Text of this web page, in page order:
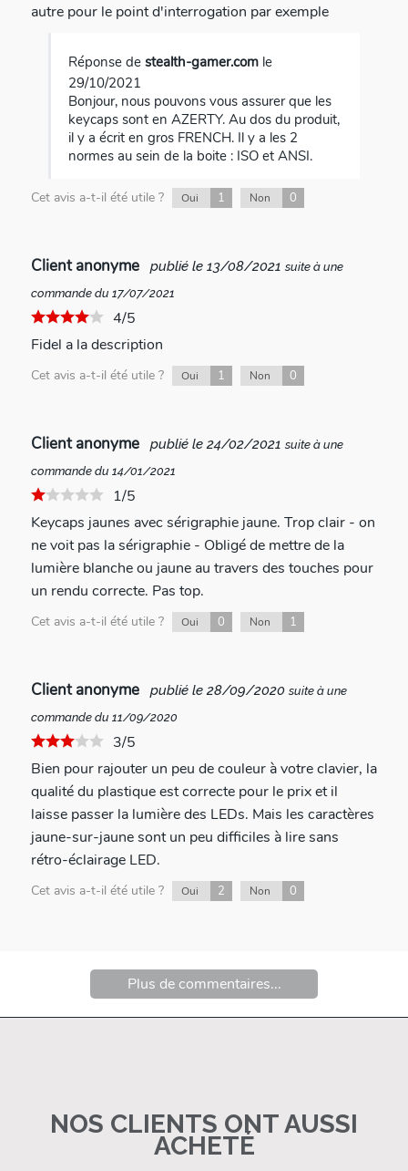
autre pour le point d'interrogation par exemple
Réponse de stealth-gamer.com le
29/10/2021
Bonjour, nous pouvons vous assurer que les
keycaps sont en AZERTY. Au dos du produit,
il y a écrit en gros FRENCH. Il y a les 2
normes au sein de la boite : ISO et ANSI.
Cet avis a-t-il été utile ? Oui 1 Non 0
Client anonyme publié le 13/08/2021 suite à une
commande du 17/07/2021
4/5
Fidel a la description
Cet avis a-t-il été utile ? Oui 1 Non 0
Client anonyme publié le 24/02/2021 suite à une
commande du 14/01/2021
1/5
Keycaps jaunes avec sérigraphie jaune. Trop clair - on
ne voit pas la sérigraphie - Obligé de mettre de la
lumière blanche ou jaune au travers des touches pour
un rendu correcte. Pas top.
Cet avis a-t-il été utile ? Oui 0 Non 1
Client anonyme publié le 28/09/2020 suite à une
commande du 11/09/2020
3/5
Bien pour rajouter un peu de couleur à votre clavier, la
qualité du plastique est correcte pour le prix et il
laisse passer la lumière des LEDs. Mais les caractères
jaune-sur-jaune sont un peu difficiles à lire sans
rétro-éclairage LED.
Cet avis a-t-il été utile ? Oui 2 Non 0
Plus de commentaires...
NOS CLIENTS ONT AUSSI
ACHETÉ